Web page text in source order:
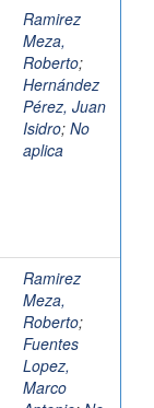
Ramirez
Meza,
Roberto;
Hernández
Pérez, Juan
Isidro; No
aplica
Ramirez
Meza,
Roberto;
Fuentes
Lopez,
Marco